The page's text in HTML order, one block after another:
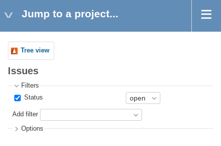
Jump to a project...
Tree view
Issues
Filters
Status
Add filter
Options